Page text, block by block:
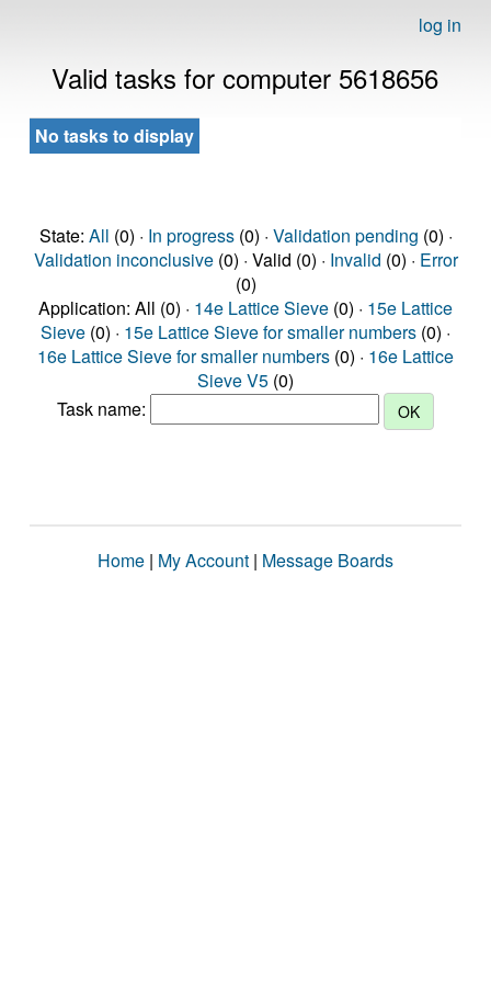
log in
Valid tasks for computer 5618656
No tasks to display
State: All (0) · In progress(0) · Validation pending (0) ·
Validation inconclusive(0) · Valid (0) · Invalid (0) · Error
(0)
Application: All (0) · 14e Lattice Sieve (0) · 15e Lattice
Sieve (0) · 15e Lattice Sieve for smaller numbers (0) ·
16e Lattice Sieve for smaller numbers (0) · 16e Lattice
Sieve V5 (0)
Task name:
Home | My Account | Message Boards